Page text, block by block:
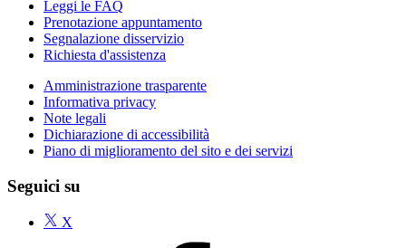
Leggi le FAQ
Prenotazione appuntamento
Segnalazione disservizio
Richiesta d'assistenza
Amministrazione trasparente
Informativa privacy
Note legali
Dichiarazione di accessibilità
Piano di miglioramento del sito e dei servizi
Seguici su
X